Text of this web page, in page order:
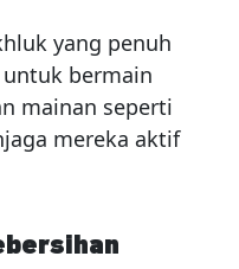
yang penuh
bermain
mainan seperti
mereka aktif